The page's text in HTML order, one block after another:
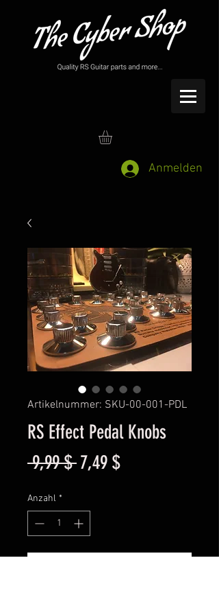
Anmelden
Artikelnummer: SKU-00-001-PDL
RS Effect Pedal Knobs
9,99 $ Standardpreis
7,49 $Sale-
Anzahl *